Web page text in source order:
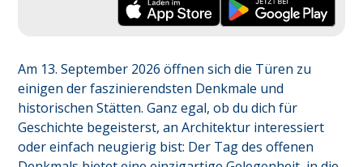
Am 13. September 2026 öffnen sich die Türen zu
einigen der faszinierendsten Denkmale und
historischen Stätten. Ganz egal, ob du dich für
Geschichte begeisterst, an Architektur interessiert
oder einfach neugierig bist: Der Tag des offenen